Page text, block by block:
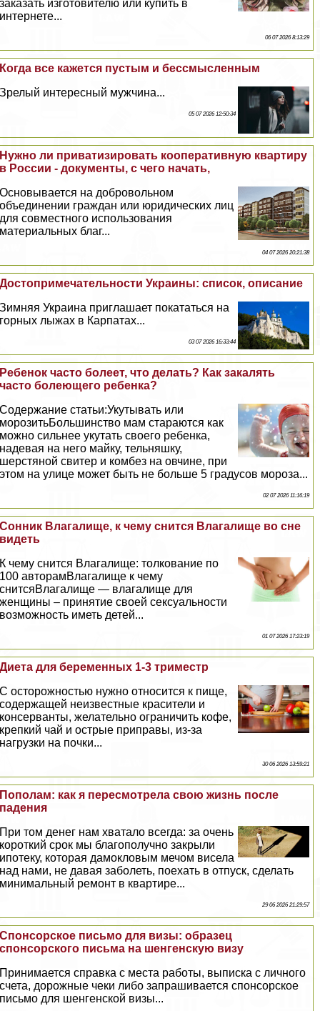
заказать изготовителю или купить в
интернете...
06 07 2026 8:13:29
Когда все кажется пустым и бессмысленным
Зрелый интересный мужчина...
05 07 2026 12:50:34
Нужно ли приватизировать кооперативную квартиру
в России - документы, с чего начать,
Основывается на добровольном
объединении граждан или юридических лиц
для совместного использования
материальных благ...
04 07 2026 20:21:38
Достопримечательности Украины: список, описание
Зимняя Украина приглашает покататься на
горных лыжах в Карпатах...
03 07 2026 16:33:44
Ребенок часто болеет, что делать? Как закалять
часто болеющего ребенка?
Содержание статьи:Укутывать или
морозитьБольшинство мам стараются как
можно сильнее укутать своего ребенка,
надевая на него майку, тельняшку,
шерстяной свитер и комбез на овчине, при
этом на улице может быть не больше 5 градусов мороза...
02 07 2026 11:16:19
Сонник Влагалище, к чему снится Влагалище во сне
видеть
К чему снится Влагалище: толкование по
100 авторамВлагалище к чему
снитсяВлагалище — влагалище для
женщины – принятие своей ceкcуальности
возможность иметь детей...
01 07 2026 17:23:19
Диета для беременных 1-3 триместр
С осторожностью нужно относится к пище,
содержащей неизвестные красители и
консерванты, желательно ограничить кофе,
крепкий чай и острые приправы, из-за
нагрузки на почки...
30 06 2026 13:59:21
Пополам: как я пересмотрела свою жизнь после
падения
При том денег нам хватало всегда: за очень
короткий срок мы благополучно закрыли
ипотеку, которая дамокловым мечом висела
над нами, не давая заболеть, поехать в отпуск, сделать
минимальный ремонт в квартире...
29 06 2026 21:29:57
Cпонсорское письмо для визы: образец
спонсорского письма на шенгенскую визу
Принимается справка с места работы, выписка с личного
счета, дорожные чеки либо запрашивается спонсорское
письмо для шенгенской визы...